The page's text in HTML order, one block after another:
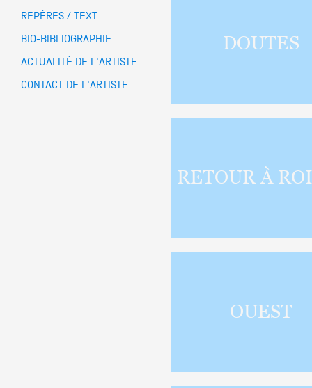
Équipe
Partenaires
Crédits
Visites d'ateliers
Production vidéo
REPÈRES / TEXT
BIO-BIBLIOGRAPHIE
ACTUALITÉ DE L'ARTISTE
CONTACT DE L'ARTISTE
DOUTES
RETOUR À
OUEST